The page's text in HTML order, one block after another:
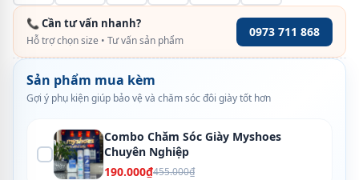
📞 Cần tư vấn nhanh?
Hỗ trợ chọn size • Tư vấn sản phẩm
0973 711 868
Sản phẩm mua kèm
Gợi ý phụ kiện giúp bảo vệ và chăm sóc đôi giày tốt hơn
Combo Chăm Sóc Giày Myshoes
Chuyên Nghiệp
190.000₫455.000₫